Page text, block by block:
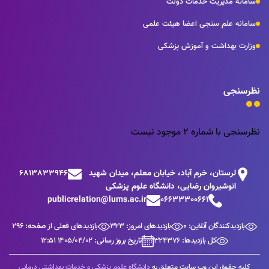
سامانه علم سنجی اعضا هیئت علمی
وزارت بهداشت و آموزش پزشکی
نظرسنجی
نظرسنجی با شماره 2 موجود نیست
لرستان، خرم آباد، خیابان معلم، میدان شهید
انوشیروان رضایی، دانشگاه علوم پزشکی
6813833946
06633300661
publicrelation@lums.ac.ir
بازدیدکنندگان آنلاین: 0 بازدیدهای امروز: 323
بازدیدهای فعلی از صفحه: 296
کل بازدیدها: 324376
تاریخ بروز رسانی: 1405/04/02 12:51